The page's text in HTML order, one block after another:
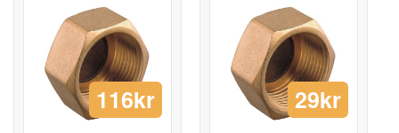
116kr 29kr